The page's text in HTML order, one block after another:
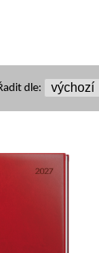
dle: